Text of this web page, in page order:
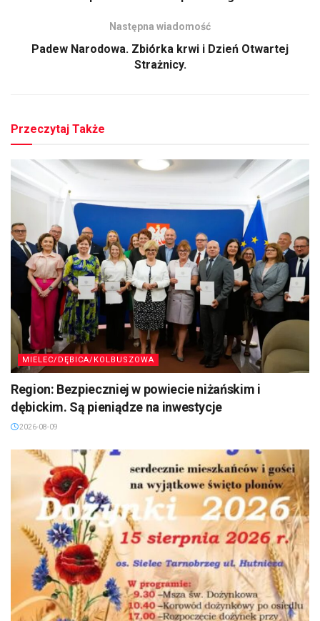
Następna wiadomość
Padew Narodowa. Zbiórka krwi i Dzień Otwartej
Strażnicy.
Przeczytaj Także
MIELEC/DĘBICA/KOLBUSZOWA
Region: Bezpieczniej w powiecie niżańskim i
dębickim. Są pieniądze na inwestycje
2026-08-09